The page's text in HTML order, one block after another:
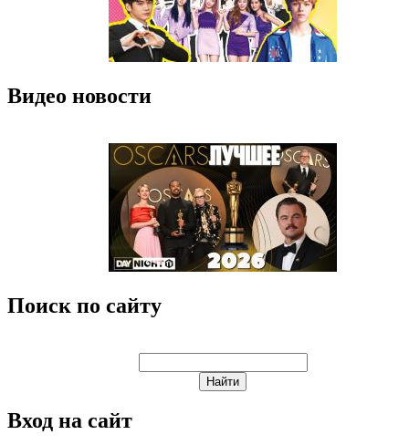
Видео новости
Поиск по сайту
Вход на сайт